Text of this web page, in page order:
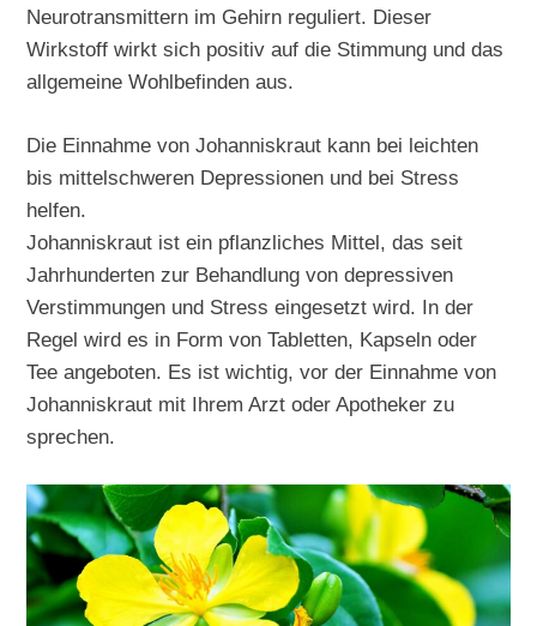
Neurotransmittern im Gehirn reguliert. Dieser
Wirkstoff wirkt sich positiv auf die Stimmung und das
allgemeine Wohlbefinden aus.
Die Einnahme von Johanniskraut kann bei leichten
bis mittelschweren Depressionen und bei Stress
helfen.
Johanniskraut ist ein pflanzliches Mittel, das seit
Jahrhunderten zur Behandlung von depressiven
Verstimmungen und Stress eingesetzt wird. In der
Regel wird es in Form von Tabletten, Kapseln oder
Tee angeboten. Es ist wichtig, vor der Einnahme von
Johanniskraut mit Ihrem Arzt oder Apotheker zu
sprechen.